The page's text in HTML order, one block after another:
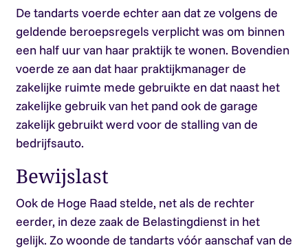
De tandarts voerde echter aan dat ze volgens de
geldende beroepsregels verplicht was om binnen
een half uur van haar praktijk te wonen. Bovendien
voerde ze aan dat haar praktijkmanager de
zakelijke ruimte mede gebruikte en dat naast het
zakelijke gebruik van het pand ook de garage
zakelijk gebruikt werd voor de stalling van de
bedrijfsauto.
Bewijslast
Ook de Hoge Raad stelde, net als de rechter
eerder, in deze zaak de Belastingdienst in het
gelijk. Zo woonde de tandarts vóór aanschaf van de